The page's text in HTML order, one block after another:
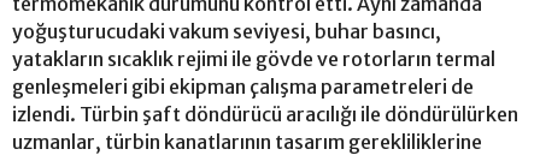
yoğuşturucudaki vakum seviyesi, buhar basıncı,
yatakların sıcaklık rejimi ile gövde ve rotorların termal
genleşmeleri gibi ekipman çalışma parametreleri de
izlendi. Türbin şaft döndürücü aracılığı ile döndürülürken
uzmanlar, türbin kanatlarının tasarım gerekliliklerine